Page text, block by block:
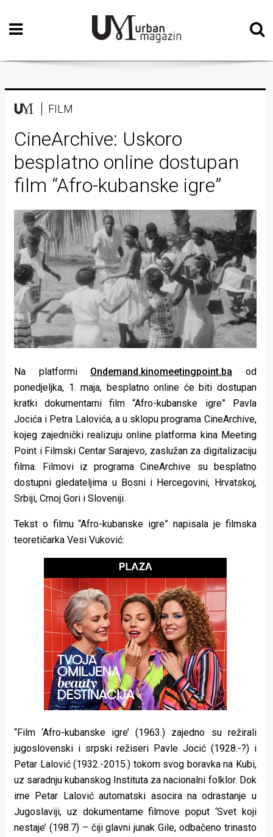
Početna
Vizualne
Teatar
Književnost
Muzika
Film
Intervju
Kolumne
Kultura
Lifestyle
Beauty
Fashion
Za
stolom
Život
pokretu
Ideje
Aktivizam
Aktuelnosti
Urban
Magazin
FILM
CineArchive: Uskoro
besplatno online dostupan
film “Afro-kubanske igre”
Na platformi Ondemand.kinomeetingpoint.ba od
ponedjeljka, 1. maja, besplatno online će biti dostupan
kratki dokumentarni film “Afro-kubanske igre” Pavla
Jocića i Petra Lalovića, a u sklopu programa CineArchive,
kojeg zajednički realizuju online platforma kina Meeting
Point i Filmski Centar Sarajevo, zaslužan za digitalizaciju
filma. Filmovi iz programa CineArchive su besplatno
dostupni gledateljima u Bosni i Hercegovini, Hrvatskoj,
Srbiji, Crnoj Gori i Sloveniji.
Tekst o filmu “Afro-kubanske igre” napisala je filmska
teoretičarka Vesi Vuković:
“Film ‘Afro-kubanske igre’ (1963.) zajedno su režirali
jugoslovenski i srpski režiseri Pavle Jocić (1928.-?) i
Petar Lalović (1932.-2015.) tokom svog boravka na Kubi,
uz saradnju kubanskog Instituta za nacionalni folklor. Dok
ime Petar Lalović automatski asocira na odrastanje u
Jugoslaviji, uz dokumentarne filmove poput ‘Svet koji
nestaje’ (198.7) – čiji glavni junak Gile, odbačeno trinasto